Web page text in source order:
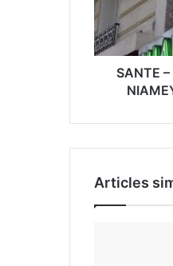
e
s
s
e
i
SANTE
Articles